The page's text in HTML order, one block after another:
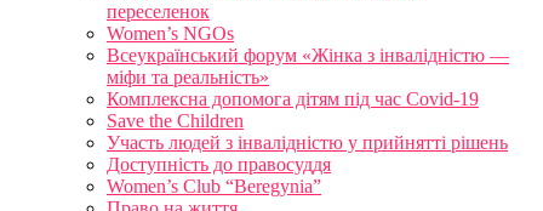
переселенок
Women’s NGOs
Всеукраїнський форум «Жінка з інвалідністю —
міфи та реальність»
Комплексна допомога дітям під час Covid-19
Save the Children
Участь людей з інвалідністю у прийнятті рішень
Доступність до правосуддя
Women’s Club “Beregynia”